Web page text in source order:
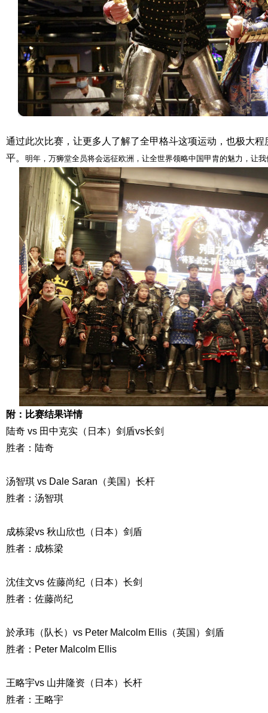
通过此次比赛，让更多人了解了全甲格斗这项运动，也极大
平。 明年，万狮堂全员将会远征欧洲，让全世界领略中国甲胄的魅力，让
附：比赛结果详情
陆奇 vs 田中克实（日本）剑盾vs长剑
胜者：陆奇
汤智琪 vs Dale Saran （美国）长杆
胜者：汤智琪
成栋梁vs 秋山欣也（日本）剑盾
胜者：成栋梁
沈佳文vs 佐藤尚纪（日本）长剑
胜者：佐藤尚纪
於承玮（队长） vs Peter Malcolm Ellis （英国）剑盾
胜者： Peter Malcolm Ellis
王略宇vs 山井隆资（日本）长杆
胜者：王略宇